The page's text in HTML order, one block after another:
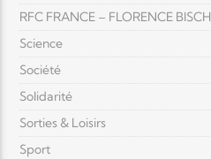
RFC FRANCE – FLORENCE BISCH
Science
Société
Solidarité
Sorties & Loisirs
Sport